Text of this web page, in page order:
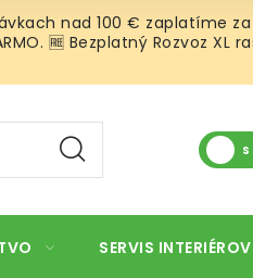
nad 100 € zaplatíme za
🆓 Bezplatný Rozvoz XL
SERVIS